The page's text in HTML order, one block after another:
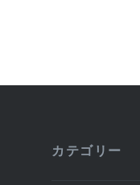
ン
カテゴリー